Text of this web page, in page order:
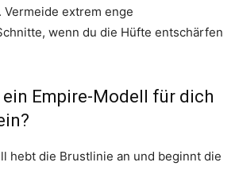
extrem enge
wenn du die Hüfte entschärfen
Empire-Modell für dich
hebt die Brustlinie an und beginnt die